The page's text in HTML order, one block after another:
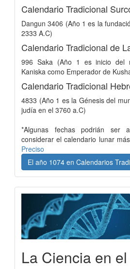
Calendario Tradicional
Dangun 3406 (Año 1 es la
2333 A.C)
Calendario Tradicional de
996 Saka (Año 1 es inicio del
Kaniska como Emperador de
Calendario
4833 (Año 1 es la Génesis del
judía en el 3760 a.C)
*Algunas fechas podrián ser
considerar el calendario lunar
Preciso
El año 1074 en Calendarios
La Ciencia en